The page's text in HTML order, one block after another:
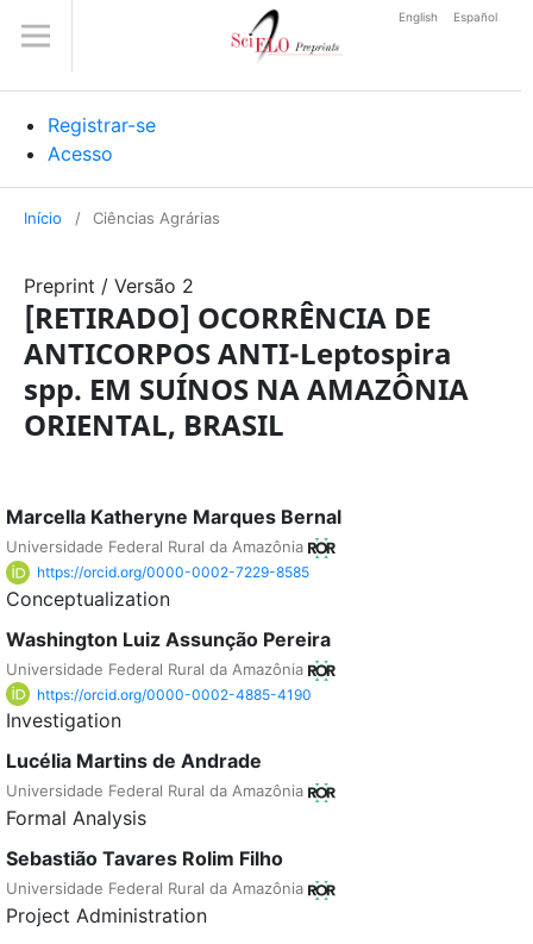
Registrar-se
Acesso
English Español
Início / Ciências Agrárias
Preprint / Versão 2
[RETIRADO] OCORRÊNCIA DE
ANTICORPOS ANTI-Leptospira
spp. EM SUÍNOS NA AMAZÔNIA
ORIENTAL, BRASIL
Marcella Katheryne Marques Bernal
Universidade Federal Rural da Amazônia
https://orcid.org/0000-0002-7229-8585
Conceptualization
Washington Luiz Assunção Pereira
Universidade Federal Rural da Amazônia
https://orcid.org/0000-0002-4885-4190
Investigation
Lucélia Martins de Andrade
Universidade Federal Rural da Amazônia
Formal Analysis
Sebastião Tavares Rolim Filho
Universidade Federal Rural da Amazônia
Project Administration